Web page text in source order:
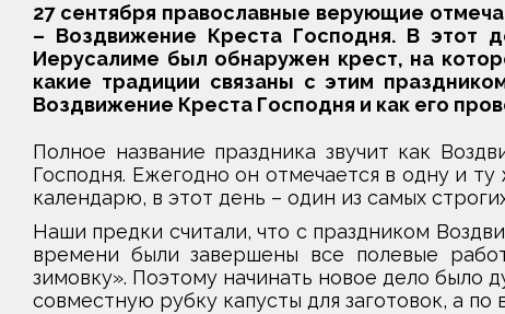
27 сентября православные верующие
– Воздвижение Креста Господня. В этот
Иерусалиме был обнаружен крест, на
какие традиции связаны с этим
Воздвижение Креста Господня и как его
Полное название праздника звучит как
Господня. Ежегодно он отмечается в одну и
календарю, в этот день – один из самых
Наши предки считали, что с праздником
времени были завершены все полевые
зимовку». Поэтому начинать новое дело было
совместную рубку капусты для заготовок, а